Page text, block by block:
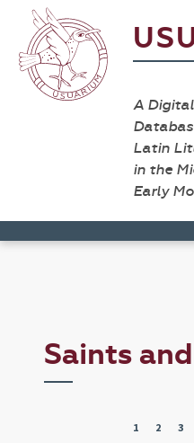
A
Latin
in the
Early
Saints
1 2 3